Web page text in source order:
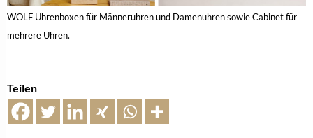
WOLF Uhrenboxen für Männeruhren und Damenuhren sowie Cabinet für
mehrere Uhren.
Teilen